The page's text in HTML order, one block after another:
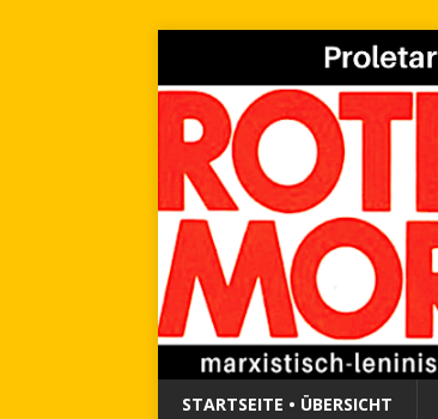
STARTSEITE • ÜBERSICHT